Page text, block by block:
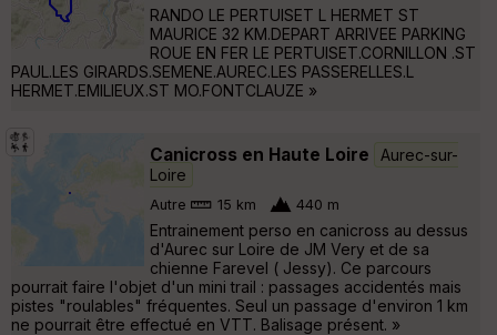
RANDO LE PERTUISET L HERMET ST
MAURICE 32 KM.DEPART ARRIVEE PARKING
ROUE EN FER LE PERTUISET.CORNILLON .ST
PAUL.LES GIRARDS.SEMENE.AUREC.LES PASSERELLES.L
HERMET.EMILIEUX.ST MO.FONTCLAUZE »
Canicross en Haute Loire
Aurec-sur-
Loire
Autre 15 km 440 m
Entrainement perso en canicross au dessus
d'Aurec sur Loire de JM Very et de sa
chienne Farevel ( Jessy). Ce parcours
pourrait faire l'objet d'un mini trail : passages accidentés mais
pistes "roulables" fréquentes. Seul un passage d'environ 1 km
ne pourrait être effectué en VTT. Balisage présent. »